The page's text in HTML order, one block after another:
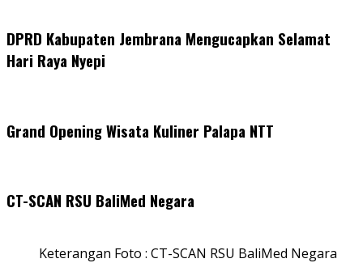
DPRD Kabupaten Jembrana Mengucapkan Selamat
Hari Raya Nyepi
Grand Opening Wisata Kuliner Palapa NTT
CT-SCAN RSU BaliMed Negara
Keterangan Foto : CT-SCAN RSU BaliMed Negara